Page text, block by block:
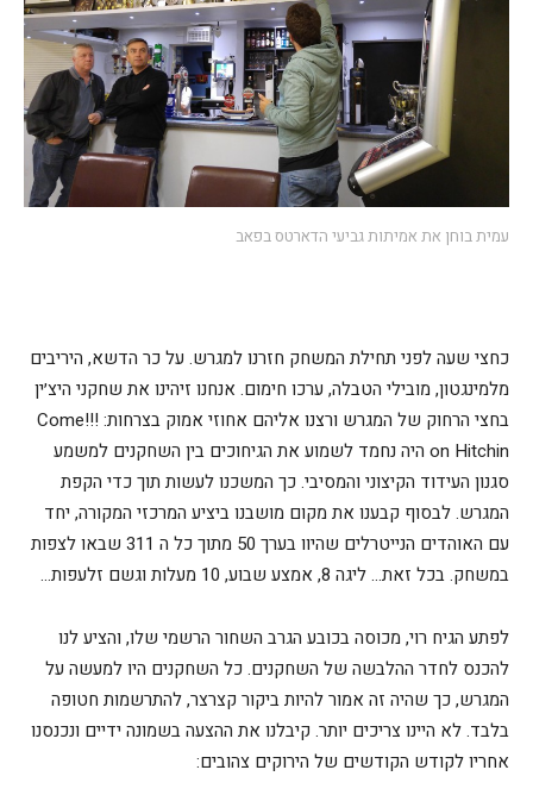
עמית בוחן את אמיתות גביעי הדארטס בפאב
כחצי שעה לפני תחילת המשחק חזרנו למגרש. על כר הדשא, היריבים
מלמינגטון, מובילי הטבלה, ערכו חימום. אנחנו זיהינו את שחקני היצ׳ין
בחצי הרחוק של המגרש ורצנו אליהם אחוזי אמוק בצרחות: !!!Come
on Hitchin היה נחמד לשמוע את הגיחוכים בין השחקנים למשמע
סגנון העידוד הקיצוני והמסיבי. כך המשכנו לעשות תוך כדי הקפת
המגרש. לבסוף קבענו את מקום מושבנו ביציע המרכזי המקורה, יחד
עם האוהדים הנייטרלים שהיוו בערך 50 מתוך כל ה 311 שבאו לצפות
במשחק. בכל זאת… ליגה 8, אמצע שבוע, 10 מעלות וגשם זלעפות…
לפתע הגיח רוי, מכוסה בכובע הגרב השחור הרשמי שלו, והציע לנו
להכנס לחדר ההלבשה של השחקנים. כל השחקנים היו למעשה על
המגרש, כך שהיה זה אמור להיות ביקור קצרצר, להתרשמות חטופה
בלבד. לא היינו צריכים יותר. קיבלנו את ההצעה בשמונה ידיים ונכנסנו
אחריו לקודש הקודשים של הירוקים צהובים: